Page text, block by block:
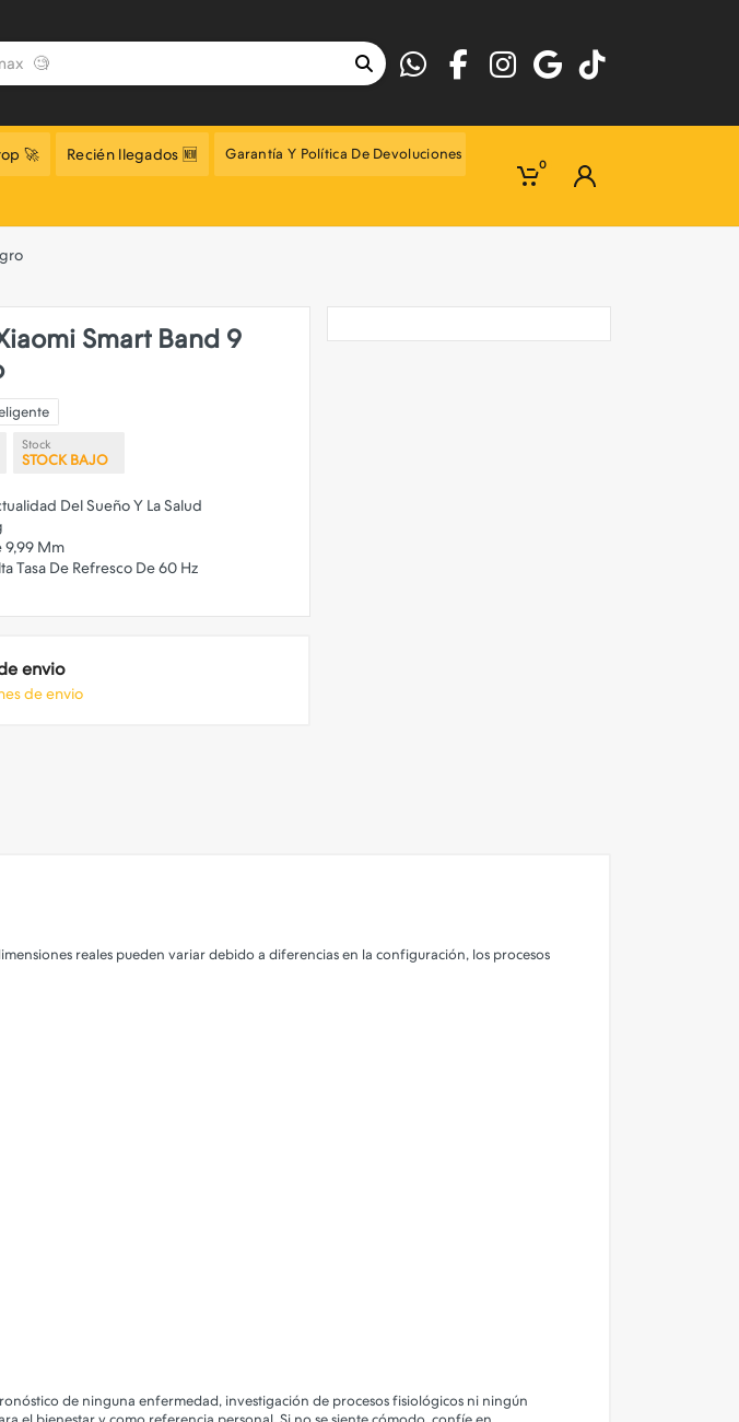
🚀 Recién llegados 🆕 Garantía Y Política De Devoluciones
0
Smart Band 9
Stock
STOCK BAJO
Del Sueño Y La Salud
9,99 Mm
Tasa De Refresco De 60 Hz
envio
de envio
reales pueden variar debido a diferencias en la configuración, los procesos
de ninguna enfermedad, investigación de procesos fisiológicos ni ningún
el bienestar y como referencia personal. Si no se siente cómodo, confíe en